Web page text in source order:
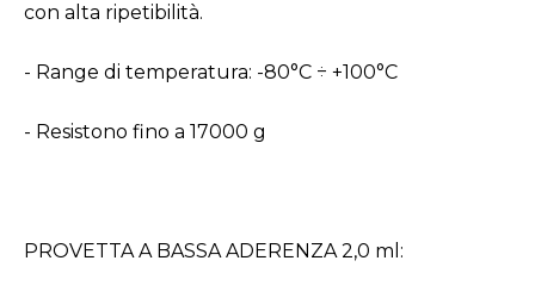
con alta ripetibilità.
- Range di temperatura: -80°C ÷ +100°C
- Resistono fino a 17000 g
PROVETTA A BASSA ADERENZA 2,0 ml: